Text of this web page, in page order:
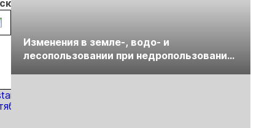
золотодобывающих
предприятий
Изменения в земле-, водо- и
лесопользовании при недропользовании